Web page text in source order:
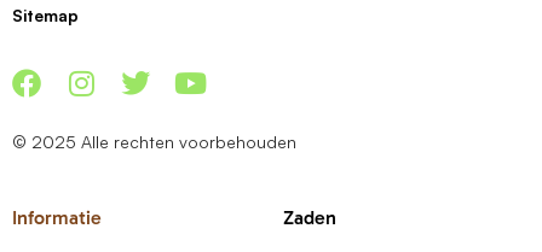
Sitemap
© 2025 Alle rechten voorbehouden
Informatie Zaden